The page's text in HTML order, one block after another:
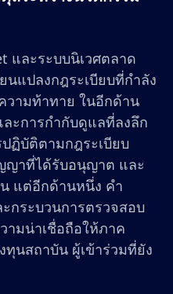
และระบบนิเวศตลาด
นแปลงกฎระเบียบที่กำลัง
วามท้าทาย ในอีกด้าน
ะการกำกับดูแลที่ลงลึก
ปฏิบัติตามกฎระเบียบ
ญาที่ได้รับอนุญาต และ
แต่อีกด้านหนึ่ง คำ
กระบวนการตรวจสอบ
ามน่าเชื่อถือให้ภาค
นสถาบัน ผู้เข้าร่วมที่ยัง